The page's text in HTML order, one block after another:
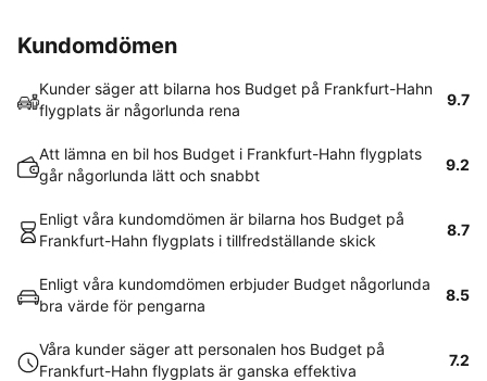
Kundomdömen
Kunder säger att bilarna hos Budget på Frankfurt-Hahn
flygplats är någorlunda rena
9.7
Att lämna en bil hos Budget i Frankfurt-Hahn flygplats
går någorlunda lätt och snabbt
9.2
Enligt våra kundomdömen är bilarna hos Budget på
Frankfurt-Hahn flygplats i tillfredställande skick
8.7
Enligt våra kundomdömen erbjuder Budget någorlunda
bra värde för pengarna
8.5
Våra kunder säger att personalen hos Budget på
Frankfurt-Hahn flygplats är ganska effektiva
7.2